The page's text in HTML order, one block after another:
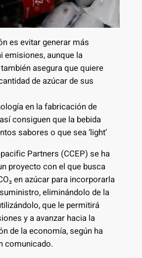
es evitar generar más
emisiones, aunque la
asegura que quiere
de azúcar de sus
en la fabricación de
consiguen que la bebida
sabores o que sea ‘light’
Partners (CCEP) se ha
proyecto con el que busca
en azúcar para incorporarla
eliminándolo de la
que le permitirá
y a avanzar hacia la
de la economía, según ha
comunicado.